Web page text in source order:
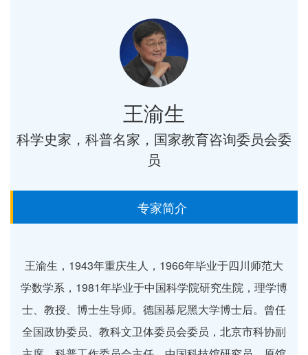
王渝生
科学史家，科普名家，国家教育咨询委员会委
员
专家简介
王渝生，1943年重庆生人，1966年毕业于四川师范大
学数学系，1981年毕业于中国科学院研究生院，理学博
士、教授、博士生导师。德国慕尼黑大学博士后。曾任
全国政协委员、教科文卫体委员会委员，北京市科协副